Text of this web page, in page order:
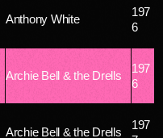
Anthony White
197
6
Archie Bell & the Drells
197
6
Archie Bell & the Drells
197